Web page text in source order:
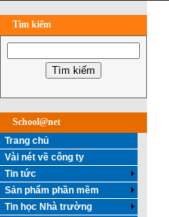
Tìm kiếm
School@net
Trang chủ
Vài nét về công ty
Tin tức
Sản phẩm phần mềm
Tin học Nhà trường